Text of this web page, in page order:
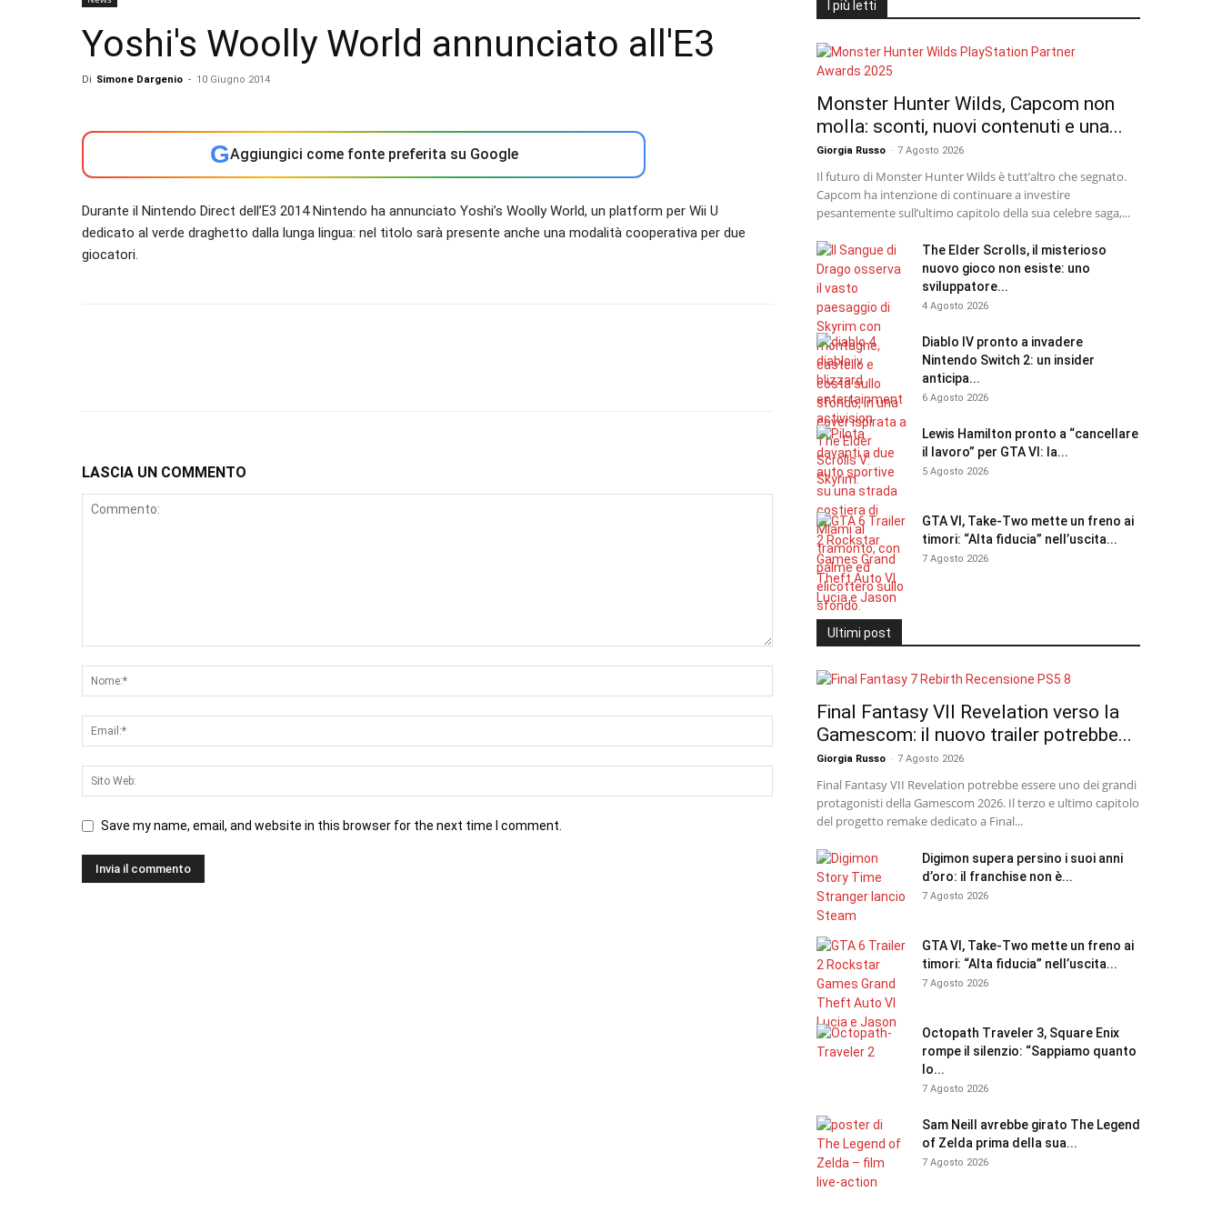
Yoshi's Woolly World annunciato all'E3
Di Simone Dargenio - 10 Giugno 2014
GAggiungici come fonte preferita su Google
Durante il Nintendo Direct dell’E3 2014 Nintendo ha annunciato Yoshi’s Woolly World, un platform per Wii U
dedicato al verde draghetto dalla lunga lingua: nel titolo sarà presente anche una modalità cooperativa per due
giocatori.
LASCIA UN COMMENTO
Save my name, email, and website in this browser for the next time I comment.
I più letti
Monster Hunter Wilds, Capcom non
molla: sconti, nuovi contenuti e una...
Giorgia Russo - 7 Agosto 2026
Il futuro di Monster Hunter Wilds è tutt’altro che segnato.
Capcom ha intenzione di continuare a investire
pesantemente sull’ultimo capitolo della sua celebre saga,...
The Elder Scrolls, il misterioso
nuovo gioco non esiste: uno
sviluppatore...
4 Agosto 2026
Diablo IV pronto a invadere
Nintendo Switch 2: un insider
anticipa...
6 Agosto 2026
Lewis Hamilton pronto a “cancellare
il lavoro” per GTA VI: la...
5 Agosto 2026
GTA VI, Take-Two mette un freno ai
timori: “Alta fiducia” nell’uscita...
7 Agosto 2026
Ultimi post
Final Fantasy VII Revelation verso la
Gamescom: il nuovo trailer potrebbe...
Giorgia Russo - 7 Agosto 2026
Final Fantasy VII Revelation potrebbe essere uno dei grandi
protagonisti della Gamescom 2026. Il terzo e ultimo capitolo
del progetto remake dedicato a Final...
Digimon supera persino i suoi anni
d’oro: il franchise non è...
7 Agosto 2026
GTA VI, Take-Two mette un freno ai
timori: “Alta fiducia” nell’uscita...
7 Agosto 2026
Octopath Traveler 3, Square Enix
rompe il silenzio: “Sappiamo quanto
lo...
7 Agosto 2026
Sam Neill avrebbe girato The Legend
of Zelda prima della sua...
7 Agosto 2026